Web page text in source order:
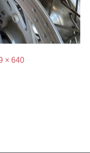
× 640